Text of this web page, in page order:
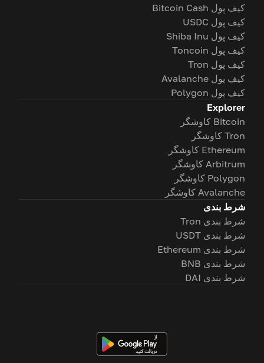
کیف پول Bitcoin Cash
کیف پول USDC
کیف پول Shiba Inu
کیف پول Toncoin
کیف پول Tron
کیف پول Avalanche
کیف پول Polygon
Explorer
Bitcoin کاوشگر
Tron کاوشگر
Ethereum کاوشگر
Arbitrum کاوشگر
Polygon کاوشگر
Avalanche کاوشگر
شرط بندی
شرط بندی Tron
شرط بندی USDT
شرط بندی Ethereum
شرط بندی BNB
شرط بندی DAI